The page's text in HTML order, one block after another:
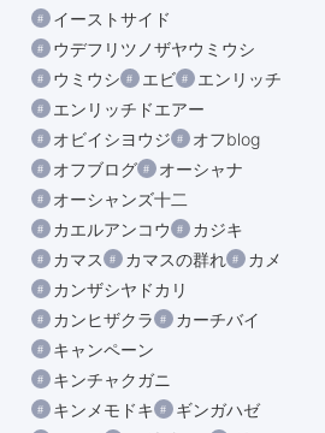
イーストサイド
ウデフリツノザヤウミウシ
ウミウシ
エビ
エンリッチ
エンリッチドエアー
オビイシヨウジ
オフblog
オフブログ
オーシャナ
オーシャンズ十二
カエルアンコウ
カジキ
カマス
カマスの群れ
カメ
カンザシヤドカリ
カンヒザクラ
カーチバイ
キャンペーン
キンチャクガニ
キンメモドキ
ギンガハゼ